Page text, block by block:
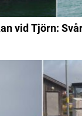
vid Tjörn: